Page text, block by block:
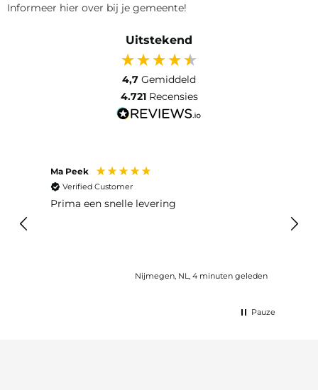
Informeer hier over bij je gemeente!
Uitstekend
4,7 Gemiddeld
4.721 Recensies
Ma Peek
Verified Customer
Prima een snelle levering
Nijmegen, NL, 4 minuten geleden
Pauze